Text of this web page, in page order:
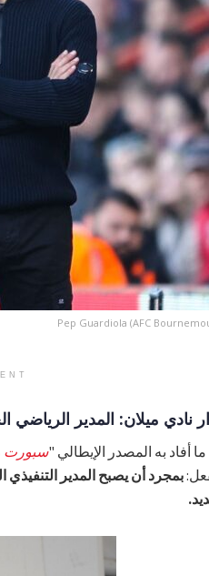
Pep Guardiola (AFC
نادي ميلان: المدير الرياضي
ما أفاد به المصدر الإيطالي "سبورت
بمجرد أن يصبح المدير